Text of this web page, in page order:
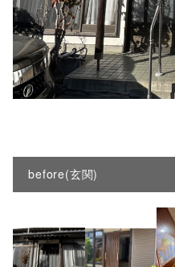
before(玄関)